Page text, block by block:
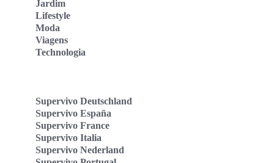
Jardim
Lifestyle
Moda
Viagens
Technologia
Supervivo Deutschland
Supervivo España
Supervivo France
Supervivo Italia
Supervivo Nederland